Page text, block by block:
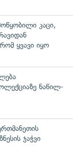
კაცი,
ყვავი იყო
ნაწილ-
ჯაჭვი